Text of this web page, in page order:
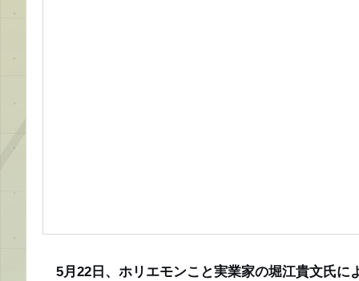
5月22日、ホリエモンこと実業家の堀江貴文氏に